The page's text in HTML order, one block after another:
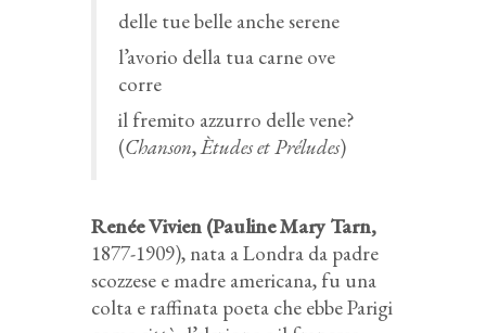
delle tue belle anche serene
l’avorio della tua carne ove
corre
il fremito azzurro delle vene?
(Chanson,Ètudes et Préludes)
Renée Vivien (Pauline Mary Tarn,
1877-1909), nata a Londra da padre
scozzese e madre americana, fu una
colta e raffinata poeta che ebbe Parigi